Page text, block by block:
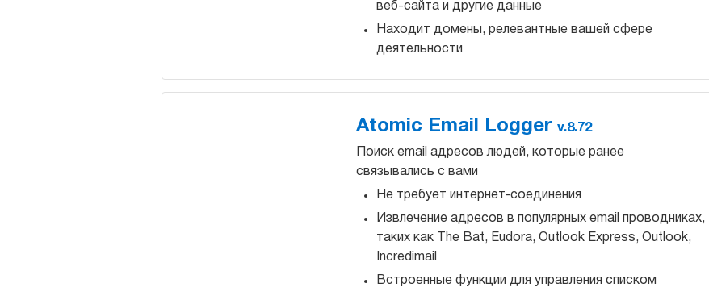
веб-сайта и другие данные
Находит домены, релевантные вашей сфере
деятельности
Atomic Email Logger v.8.72
Поиск email адресов людей, которые ранее
связывались с вами
Не требует интернет-соединения
Извлечение адресов в популярных email проводниках,
таких как The Bat, Eudora, Outlook Express, Outlook,
Incredimail
Встроенные функции для управления списком